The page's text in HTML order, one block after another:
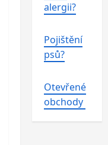
alergii?
Pojištění
psů?
Otevřené
obchody